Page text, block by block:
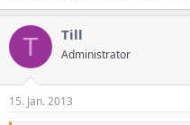
T Till
Administrator
15. Jan. 2013